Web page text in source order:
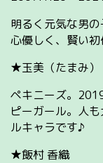
明るく元気な男の
心優しく、賢い初
★玉美（たまみ）
ペキニーズ。
ピーガール。人
ルキャラです♪
★飯村 香織